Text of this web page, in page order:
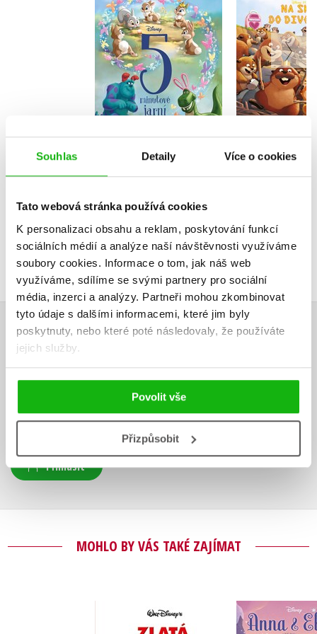
Souhlas Detaily Více o cookies
Tato webová stránka používá cookies
K personalizaci obsahu a reklam, poskytování funkcí
sociálních médií a analýze naší návštěvnosti využíváme
soubory cookies. Informace o tom, jak náš web
využíváme, sdílíme se svými partnery pro sociální
média, inzerci a analýzy. Partneři mohou zkombinovat
tyto údaje s dalšími informacemi, které jim byly
poskytnuty, nebo které poté následovaly, že používáte
jejich služby.
Povolit vše
Přizpůsobit
Disney - 5minutové
jarní pohádky
Kolektiv
Do košíku
399 Kč
319 Kč
Na skok
- Příběh
HODNOCENÍ ČTENÁŘŮ
V současné době nejsou vytvořena žádná uživatelská hodnocení.
Vaše hodnocení
Uživatelskou recenzi mohou vkládat pouze registrovaní uživatelé
Přihlásit
MOHLO BY VÁS TAKÉ ZAJÍMAT
Disney Zlatá klasika
Anna